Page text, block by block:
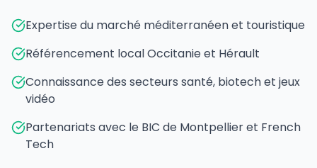
Expertise du marché méditerranéen et touristique
Référencement local Occitanie et Hérault
Connaissance des secteurs santé, biotech et jeux
vidéo
Partenariats avec le BIC de Montpellier et French
Tech